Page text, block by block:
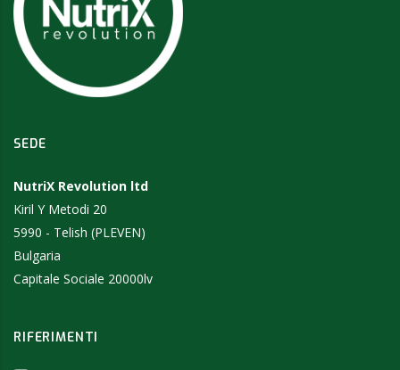
SEDE
NutriX Revolution ltd
Kiril Y Metodi 20
5990 - Telish (PLEVEN)
Bulgaria
Capitale Sociale 20000lv
RIFERIMENTI